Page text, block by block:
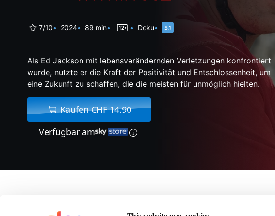
7/10 2024 89 min Doku
Als Ed Jackson mit lebensverändernden Verletzungen konfrontiert
wurde, nutzte er die Kraft der Positivität und Entschlossenheit, um
eine Zukunft zu schaffen, die die meisten für unmöglich hielten.
Kaufen CHF 14.90
Verfügbar am